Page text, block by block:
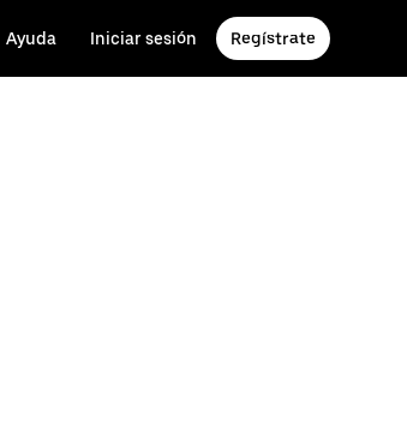
Ayuda Iniciar sesión Regístrate